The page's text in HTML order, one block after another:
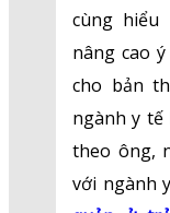
cùng
nâng cao
cho bản
ngành y tế
theo ông,
với ngành